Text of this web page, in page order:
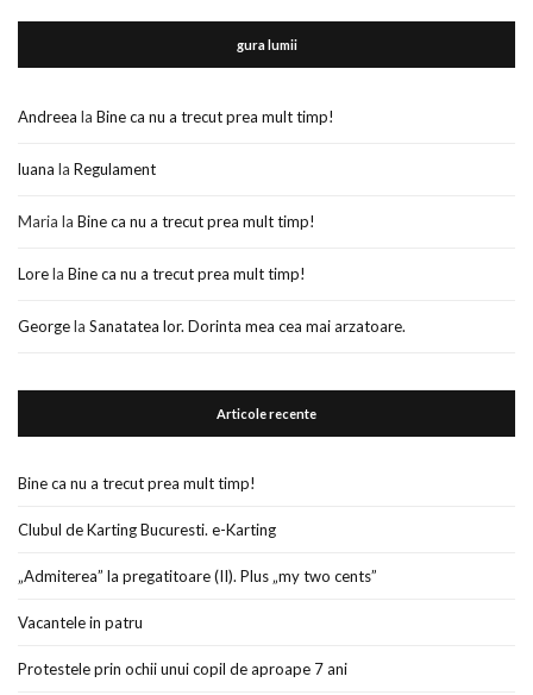
gura lumii
Andreea la Bine ca nu a trecut prea mult timp!
luana la Regulament
Maria la Bine ca nu a trecut prea mult timp!
Lorela Bine ca nu a trecut prea mult timp!
Georgela Sanatatea lor. Dorinta mea cea mai arzatoare.
Articole recente
Bine ca nu a trecut prea mult timp!
Clubul de Karting Bucuresti. e-Karting
„Admiterea” la pregatitoare (II). Plus „my two cents”
Vacantele in patru
Protestele prin ochii unui copil de aproape 7 ani